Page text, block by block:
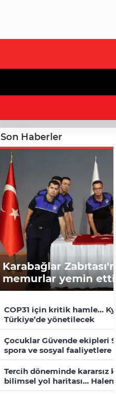
Son Haberler
Karabağlar
memurlar yemin etti
COP31 için kritik hamle...
Türkiye’de yönetilecek
Çocuklar Güvende ekipleri
spora ve sosyal faaliyetlere
Tercih döneminde kararsız
bilimsel yol haritası... Halen
çözün!